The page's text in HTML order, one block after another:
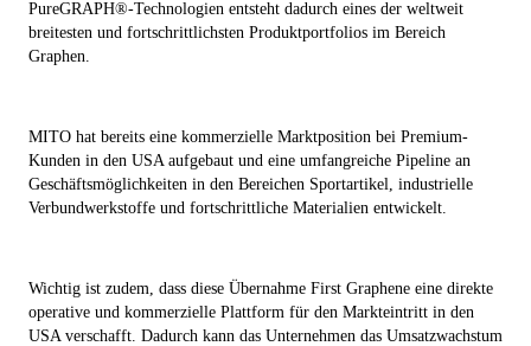
PureGRAPH®-Technologien entsteht dadurch eines der weltweit
breitesten und fortschrittlichsten Produktportfolios im Bereich
Graphen.
MITO hat bereits eine kommerzielle Marktposition bei Premium-
Kunden in den USA aufgebaut und eine umfangreiche Pipeline an
Geschäftsmöglichkeiten in den Bereichen Sportartikel, industrielle
Verbundwerkstoffe und fortschrittliche Materialien entwickelt.
Wichtig ist zudem, dass diese Übernahme First Graphene eine direkte
operative und kommerzielle Plattform für den Markteintritt in den
USA verschafft. Dadurch kann das Unternehmen das Umsatzwachstum